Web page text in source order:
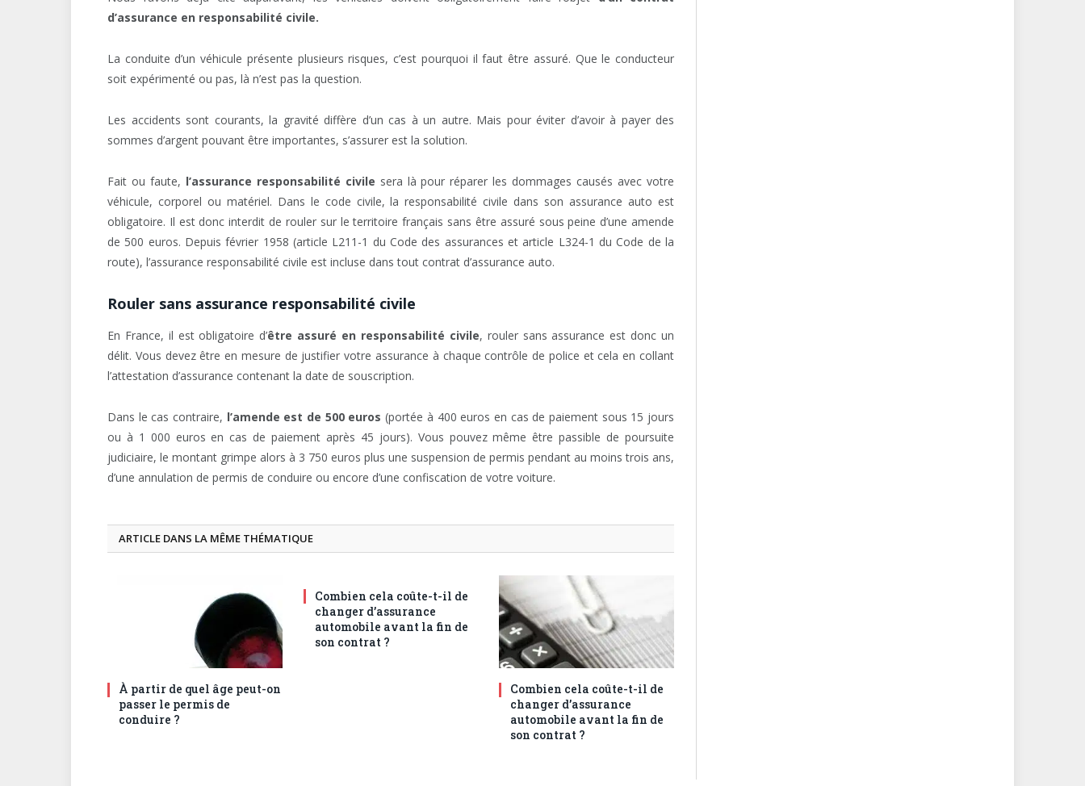
d’assurance en responsabilité civile.
La conduite d’un véhicule présente plusieurs risques, c’est pourquoi il faut être assuré. Que le conducteur
soit expérimenté ou pas, là n’est pas la question.
Les accidents sont courants, la gravité diffère d’un cas à un autre. Mais pour éviter d’avoir à payer des
sommes d’argent pouvant être importantes, s’assurer est la solution.
Fait ou faute, l’assurance responsabilité civile sera là pour réparer les dommages causés avec votre
véhicule, corporel ou matériel. Dans le code civile, la responsabilité civile dans son assurance auto est
obligatoire. Il est donc interdit de rouler sur le territoire français sans être assuré sous peine d’une amende
de 500 euros. Depuis février 1958 (article L211-1 du Code des assurances et article L324-1 du Code de la
route), l’assurance responsabilité civile est incluse dans tout contrat d’assurance auto.
Rouler sans assurance responsabilité civile
En France, il est obligatoire d’être assuré en responsabilité civile, rouler sans assurance est donc un
délit. Vous devez être en mesure de justifier votre assurance à chaque contrôle de police et cela en collant
l’attestation d’assurance contenant la date de souscription.
Dans le cas contraire, l’amende est de 500 euros (portée à 400 euros en cas de paiement sous 15 jours
ou à 1 000 euros en cas de paiement après 45 jours). Vous pouvez même être passible de poursuite
judiciaire, le montant grimpe alors à 3 750 euros plus une suspension de permis pendant au moins trois ans,
d’une annulation de permis de conduire ou encore d’une confiscation de votre voiture.
ARTICLE DANS LA MÊME THÉMATIQUE
À partir de quel âge peut-on
passer le permis de
conduire ?
Combien cela coûte-t-il de
changer d’assurance
automobile avant la fin de
son contrat ?
Combien cela coûte-t-il de
changer d’assurance
automobile avant la fin de
son contrat ?